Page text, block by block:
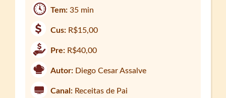
Tem:35 min
Cus: R$15,00
Pre: R$40,00
Autor: Diego Cesar Assalve
Canal: Receitas de Pai